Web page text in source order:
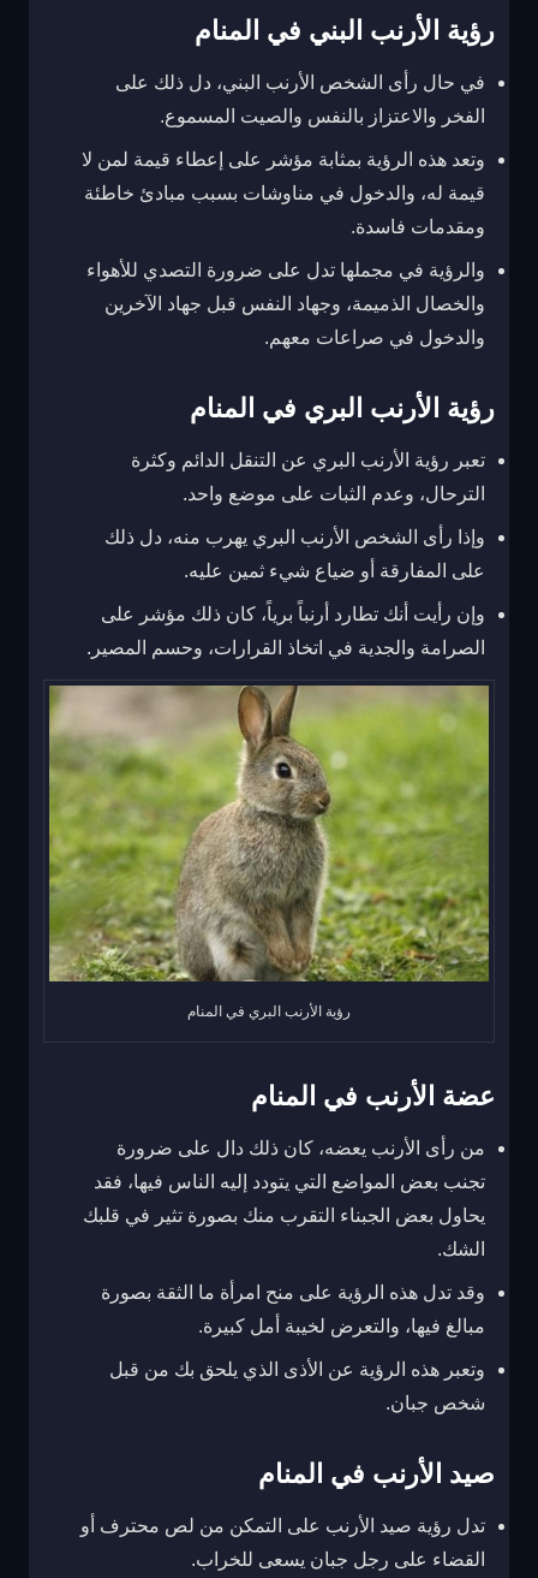
رؤية الأرنب البني في المنام
في حال رأى الشخص الأرنب البني، دل ذلك على
الفخر والاعتزاز بالنفس والصيت المسموع.
وتعد هذه الرؤية بمثابة مؤشر على إعطاء قيمة لمن لا
قيمة له، والدخول في مناوشات بسبب مبادئ خاطئة
ومقدمات فاسدة.
والرؤية في مجملها تدل على ضرورة التصدي للأهواء
والخصال الذميمة، وجهاد النفس قبل جهاد الآخرين
والدخول في صراعات معهم.
رؤية الأرنب البري في المنام
تعبر رؤية الأرنب البري عن التنقل الدائم وكثرة
الترحال، وعدم الثبات على موضع واحد.
وإذا رأى الشخص الأرنب البري يهرب منه، دل ذلك
على المفارقة أو ضياع شيء ثمين عليه.
وإن رأيت أنك تطارد أرنباً برياً، كان ذلك مؤشر على
الصرامة والجدية في اتخاذ القرارات، وحسم المصير.
رؤية الأرنب البري في المنام
عضة الأرنب في المنام
من رأى الأرنب يعضه، كان ذلك دال على ضرورة
تجنب بعض المواضع التي يتودد إليه الناس فيها، فقد
يحاول بعض الجبناء التقرب منك بصورة تثير في قلبك
الشك.
وقد تدل هذه الرؤية على منح امرأة ما الثقة بصورة
مبالغ فيها، والتعرض لخيبة أمل كبيرة.
وتعبر هذه الرؤية عن الأذى الذي يلحق بك من قبل
شخص جبان.
صيد الأرنب في المنام
تدل رؤية صيد الأرنب على التمكن من لص محترف أو
القضاء على رجل جبان يسعى للخراب.